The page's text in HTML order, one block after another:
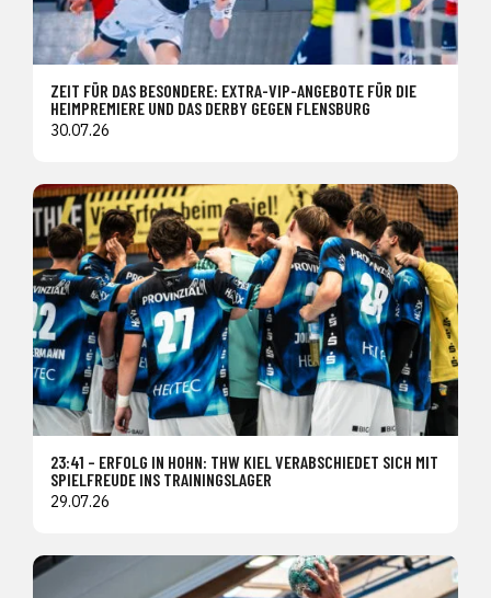
ZEIT FÜR DAS BESONDERE: EXTRA-VIP-ANGEBOTE FÜR DIE
HEIMPREMIERE UND DAS DERBY GEGEN FLENSBURG
30.07.26
23:41 – ERFOLG IN HOHN: THW KIEL VERABSCHIEDET SICH MIT
SPIELFREUDE INS TRAININGSLAGER
29.07.26